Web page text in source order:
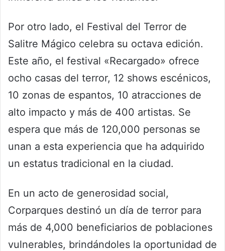
Por otro lado, el Festival del Terror de
Salitre Mágico celebra su octava edición.
Este año, el festival «Recargado» ofrece
ocho casas del terror, 12 shows escénicos,
10 zonas de espantos, 10 atracciones de
alto impacto y más de 400 artistas. Se
espera que más de 120,000 personas se
unan a esta experiencia que ha adquirido
un estatus tradicional en la ciudad.
En un acto de generosidad social,
Corparques destinó un día de terror para
más de 4,000 beneficiarios de poblaciones
vulnerables, brindándoles la oportunidad de